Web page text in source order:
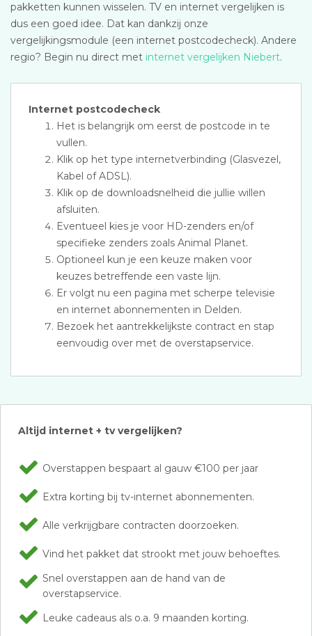
pakketten kunnen wisselen. TV en internet vergelijken is
dus een goed idee. Dat kan dankzij onze
vergelijkingsmodule (een internet postcodecheck). Andere
regio? Begin nu direct met internet vergelijken Niebert.
Internet postcodecheck
Het is belangrijk om eerst de postcode in te
vullen.
Klik op het type internetverbinding (Glasvezel,
Kabel of ADSL).
Klik op de downloadsnelheid die jullie willen
afsluiten.
Eventueel kies je voor HD-zenders en/of
specifieke zenders zoals Animal Planet.
Optioneel kun je een keuze maken voor
keuzes betreffende een vaste lijn.
Er volgt nu een pagina met scherpe televisie
en internet abonnementen in Delden.
Bezoek het aantrekkelijkste contract en stap
eenvoudig over met de overstapservice.
Altijd internet + tv vergelijken?
Overstappen bespaart al gauw €100 per jaar
Extra korting bij tv-internet abonnementen.
Alle verkrijgbare contracten doorzoeken.
Vind het pakket dat strookt met jouw behoeftes.
Snel overstappen aan de hand van de
overstapservice.
Leuke cadeaus als o.a. 9 maanden korting.